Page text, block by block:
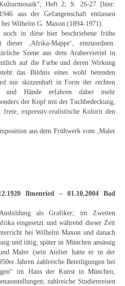
nach 1945
Heft 2; S. 26-27 [hier:
aus der Gefangenschaft entlassen
Wilhelm G. Maxon (1894-1971).
in diese hier beschriebene frühe
‚Afrika-Mappe‘, einzuordnen.
Szene aus dem Araberviertel in
auf die Farbe und deren Wirkung
das Bildnis eines wohl betenden
nur skizzenhaft in Form der rechten
und Hände erfahren dabei mehr
der Kopf mit der Tuchbedeckung,
freie, expressiv-realistische Kolorit den
aus dem Frühwerk vom ‚Maler
Ilmenried – 01.10.2004 Bad
als Grafiker; im Zweiten
eingesetzt und während dieser Zeit
bei Wilhelm Maxon und danach
und tätig; später in München ansässig
Maler (sein Atelier hatte er in der
Jahren zahlreiche Beteiligungen bei
im Haus der Kunst in München;
zahlreiche Studienreisen